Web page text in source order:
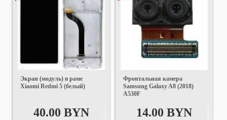
Экран (модуль) в раме
Xiaomi Redmi 5 (белый)
40.00 BYN
Фронтальная камера
Samsung Galaxy A8 (2018)
A530F
14.00 BYN